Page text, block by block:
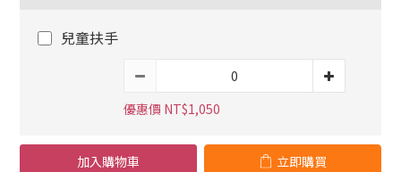
兒童扶手
優惠價 NT$1,050
加入購物車 立即購買